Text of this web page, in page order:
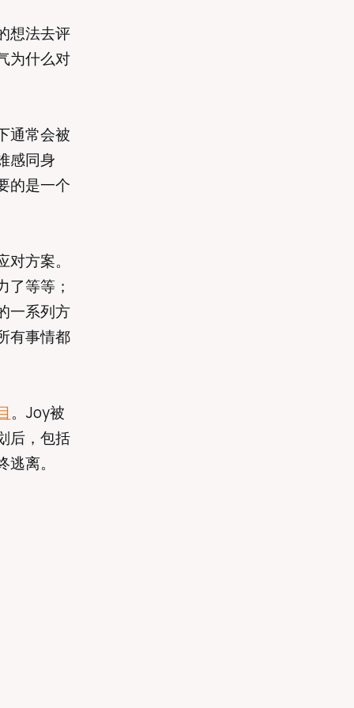
想法去评
为什么对
通常会被
感同身
的是一个
方案。
等等；
一系列方
有事情都
。Joy被
后，包括
离。